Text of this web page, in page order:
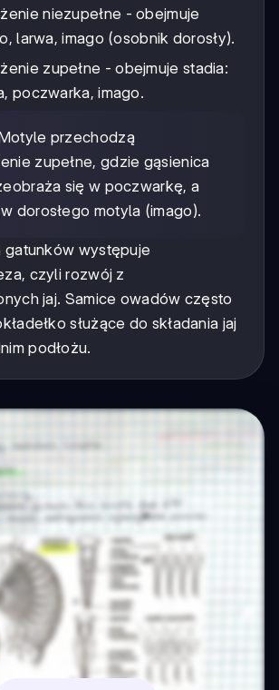
niezupełne - obejmuje
larwa, imago (osobnik dorosły).
zupełne - obejmuje stadia:
poczwarka, imago.
przechodzą
zupełne, gdzie gąsienica
się w poczwarkę, a
dorosłego motyla (imago).
gatunków występuje
czyli rozwój z
jaj. Samice owadów często
służące do składania jaj
podłożu.